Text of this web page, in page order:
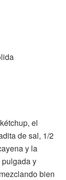
el
de sal, 1/2
y la
y
bien